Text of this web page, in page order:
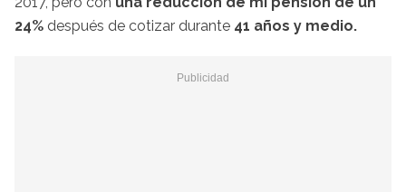
24% después de cotizar durante 41 años y medio.